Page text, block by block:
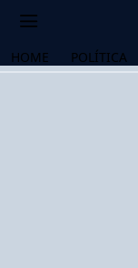
HOME POLÍTICA